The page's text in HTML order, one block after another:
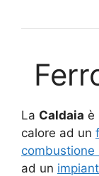
La Caldaia è
calore ad un
combustione
ad un